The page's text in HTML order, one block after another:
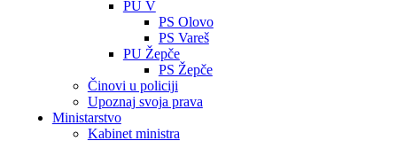
PU V
PS Olovo
PS Vareš
PU Žepče
PS Žepče
Činovi u policiji
Upoznaj svoja prava
Ministarstvo
Kabinet ministra